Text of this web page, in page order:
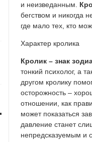
и неизведанным.
бегством и никогда
где мало тех, кто
Характер кролика
Кролик – знак
тонкий психолог, а
другом кролику
осторожность –
отношении, как
может показаться
давление станет
непредсказуемым и